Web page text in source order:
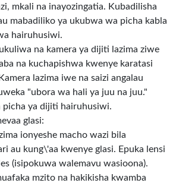
mkali na inayozingatia. Kubadilisha
mabadiliko ya ukubwa wa picha kabla
hairuhusiwi.
na kamera ya dijiti lazima ziwe
na kuchapishwa kwenye karatasi
lazima iwe na saizi angalau
"ubora wa hali ya juu na juu."
picha ya dijiti hairuhusiwi.
glasi:
ionyeshe macho wazi bila
au kung\'aa kwenye glasi. Epuka lensi
(isipokuwa walemavu wasioona).
mzito na hakikisha kwamba